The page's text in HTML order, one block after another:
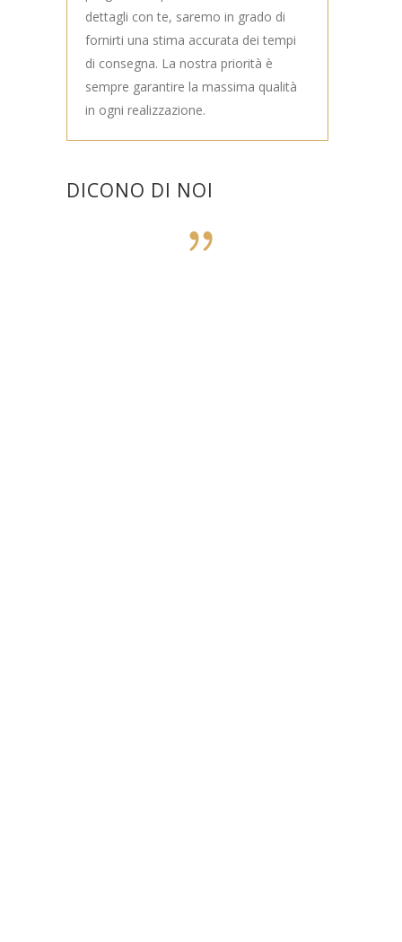
dettagli con te, saremo in grado di
fornirti una stima accurata dei tempi
di consegna. La nostra priorità è
sempre garantire la massima qualità
in ogni realizzazione.
DICONO DI NOI